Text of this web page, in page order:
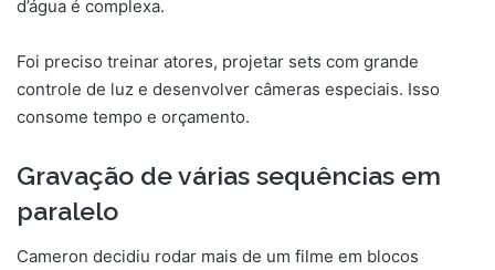
d’água é complexa.
Foi preciso treinar atores, projetar sets com grande
controle de luz e desenvolver câmeras especiais. Isso
consome tempo e orçamento.
Gravação de várias sequências em
paralelo
Cameron decidiu rodar mais de um filme em blocos